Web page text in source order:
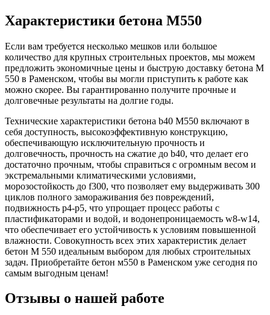
Характеристики бетона М550
Если вам требуется несколько мешков или большое
количество для крупных строительных проектов, мы можем
предложить экономичные цены и быструю доставку бетона М
550 в Раменском, чтобы вы могли приступить к работе как
можно скорее. Вы гарантированно получите прочные и
долговечные результаты на долгие годы.
Технические характеристики бетона b40 М550 включают в
себя доступность, высокоэффективную конструкцию,
обеспечивающую исключительную прочность и
долговечность, прочность на сжатие до b40, что делает его
достаточно прочным, чтобы справиться с огромным весом и
экстремальными климатическими условиями,
морозостойкость до f300, что позволяет ему выдерживать 300
циклов полного замораживания без повреждений,
подвижность p4-p5, что упрощает процесс работы с
пластификаторами и водой, и водонепроницаемость w8-w14,
что обеспечивает его устойчивость к условиям повышенной
влажности. Совокупность всех этих характеристик делает
бетон М 550 идеальным выбором для любых строительных
задач. Приобретайте бетон м550 в Раменском уже сегодня по
самым выгодным ценам!
Отзывы о нашей работе